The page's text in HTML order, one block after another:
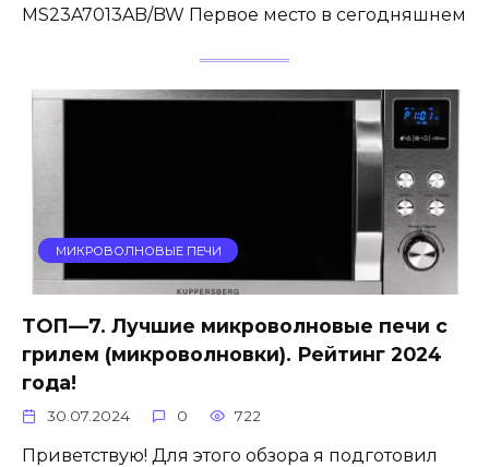
MS23A7013AB/BW Первое место в сегодняшнем
МИКРОВОЛНОВЫЕ ПЕЧИ
ТОП—7. Лучшие микроволновые печи с
грилем (микроволновки). Рейтинг 2024
года!
30.07.2024 0 722
Приветствую! Для этого обзора я подготовил